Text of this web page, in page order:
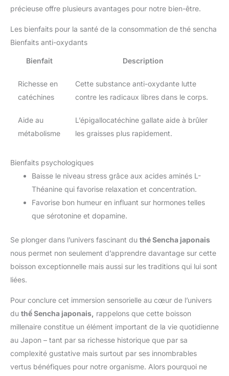
précieuse offre plusieurs avantages pour notre bien-être.
Les bienfaits pour la santé de la consommation de thé sencha
Bienfaits anti-oxydants
Bienfait Description
Richesse en
catéchines
Cette substance anti-oxydante lutte
contre les radicaux libres dans le corps.
Aide au
métabolisme
L’épigallocatéchine gallate aide à brûler
les graisses plus rapidement.
Bienfaits psychologiques
Baisse le niveau stress grâce aux acides aminés L-
Théanine qui favorise relaxation et concentration.
Favorise bon humeur en influant sur hormones telles
que sérotonine et dopamine.
Se plonger dans l’univers fascinant du thé Sencha japonais
nous permet non seulement d’apprendre davantage sur cette
boisson exceptionnelle mais aussi sur les traditions qui lui sont
liées.
Pour conclure cet immersion sensorielle au cœur de l’univers
du thế Sencha japonais, rappelons que cette boisson
millenaire constitue un élément important de la vie quotidienne
au Japon – tant par sa richesse historique que par sa
complexité gustative mais surtout par ses innombrables
vertus bénéfiques pour notre organisme. Alors pourquoi ne